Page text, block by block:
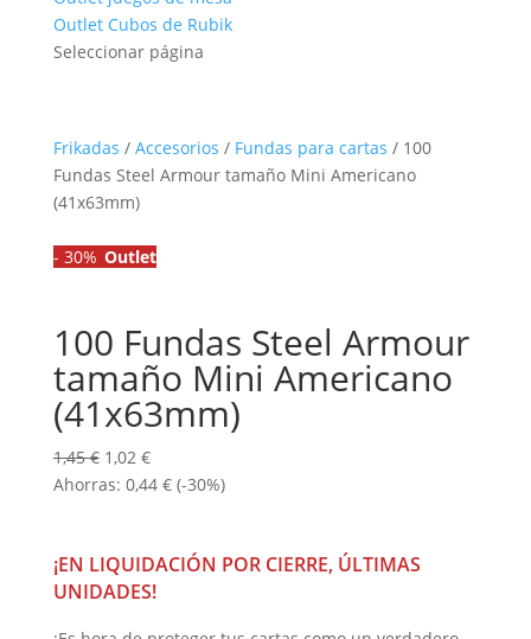
Outlet Cubos de Rubik
Seleccionar página
Frikadas / Accesorios / Fundas para cartas / 100
Fundas Steel Armour tamaño Mini Americano
(41x63mm)
- 30% Outlet
100 Fundas Steel Armour
tamaño Mini Americano
(41x63mm)
1,45€ El
precio
1,45 €.
1,02 €El
precio
1,02 €.
Ahorras: 0,44 € (-30%)
¡EN LIQUIDACIÓN POR CIERRE, ÚLTIMAS
UNIDADES!